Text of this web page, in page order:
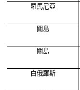
羅馬尼亞
關島
關島
白俄羅斯